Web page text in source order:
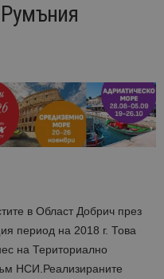
Румъния
в Област Добрич през
период на 2018 г. Това
на Териториално
НСИ.Реализираните